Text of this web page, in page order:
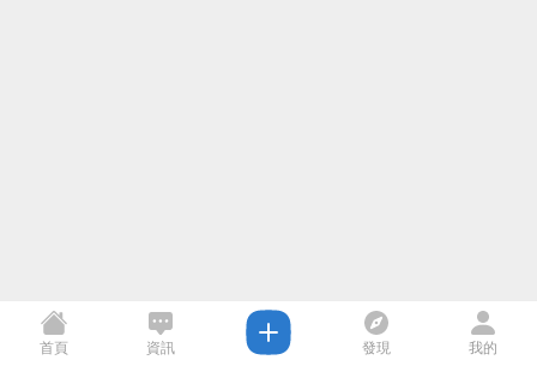
首頁 資訊 發現 我的